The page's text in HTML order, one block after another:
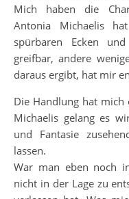
Mich haben die
Antonia Michaelis
spürbaren Ecken
greifbar, andere
daraus ergibt, hat mir
Die Handlung hat mich
Michaelis gelang es
und Fantasie
lassen.
War man eben noch
nicht in der Lage zu